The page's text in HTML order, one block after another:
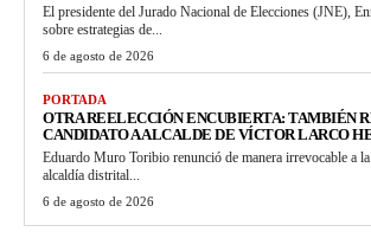
El presidente del Jurado Nacional de Elecciones (JNE),
sobre estrategias de...
6 de agosto de 2026
PORTADA
OTRA REELECCIÓN ENCUBIERTA: TAMBIÉN
CANDIDATO A ALCALDE DE VÍCTOR LARCO
Eduardo Muro Toribio renunció de manera irrevocable a
alcaldía distrital...
6 de agosto de 2026